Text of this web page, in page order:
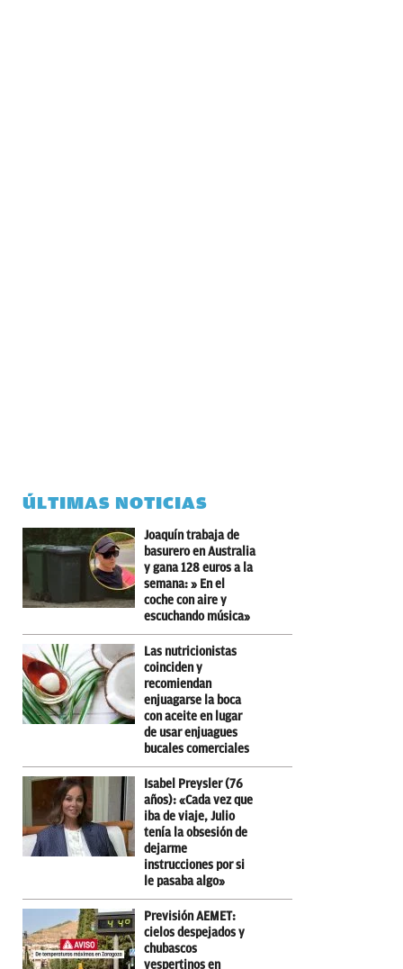
ÚLTIMAS NOTICIAS
Joaquín trabaja de
basurero en Australia
y gana 128 euros a la
semana: » En el
coche con aire y
escuchando música»
Las nutricionistas
coinciden y
recomiendan
enjuagarse la boca
con aceite en lugar
de usar enjuagues
bucales comerciales
Isabel Preysler (76
años): «Cada vez que
iba de viaje, Julio
tenía la obsesión de
dejarme
instrucciones por si
le pasaba algo»
Previsión AEMET:
cielos despejados y
chubascos
vespertinos en